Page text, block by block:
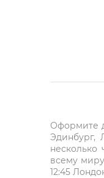
Оформите
Эдинбург,
несколько
всему
12:45